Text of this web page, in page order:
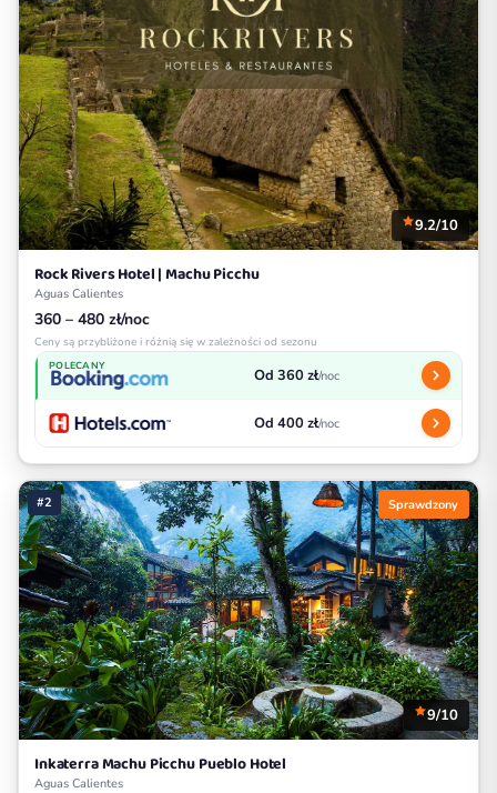
9.2/10
Rock Rivers Hotel | Machu Picchu
Aguas Calientes
360 – 480 zł/noc
Ceny są przybliżone i różnią się w zależności od sezonu
POLECANY Od 360 zł/noc
Od 400 zł/noc
#2 Sprawdzony
9/10
Inkaterra Machu Picchu Pueblo Hotel
Aguas Calientes